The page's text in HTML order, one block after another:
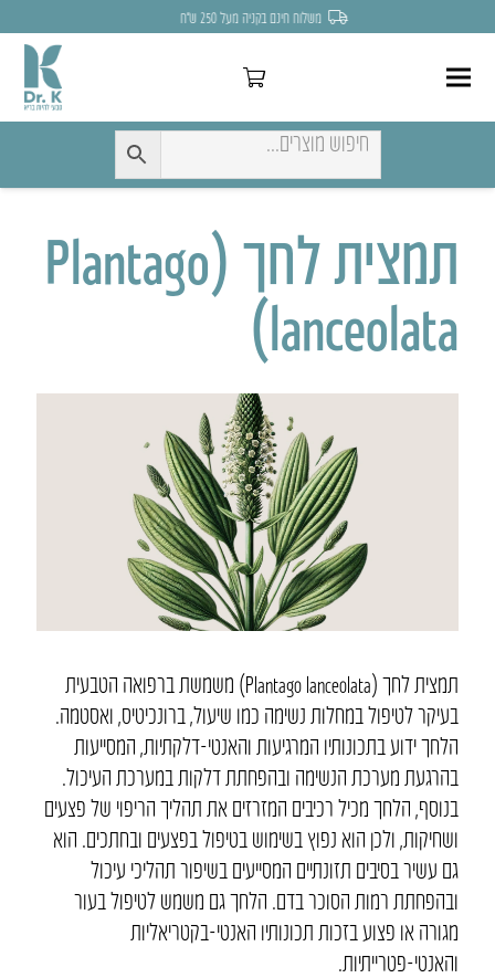
משלוח חינם בקניה מעל 250 ש״ח
תמצית לחך (Plantago
lanceolata)
תמצית לחך (Plantago lanceolata) משמשת ברפואה הטבעית
בעיקר לטיפול במחלות נשימה כמו שיעול, ברונכיטיס, ואסטמה.
הלחך ידוע בתכונותיו המרגיעות והאנטי-דלקתיות, המסייעות
בהרגעת מערכת הנשימה ובהפחתת דלקות במערכת העיכול.
בנוסף, הלחך מכיל רכיבים המזרזים את תהליך הריפוי של פצעים
ושחיקות, ולכן הוא נפוץ בשימוש בטיפול בפצעים ובחתכים. הוא
גם עשיר בסיבים תזונתיים המסייעים בשיפור תהליכי עיכול
ובהפחתת רמות הסוכר בדם. הלחך גם משמש לטיפול בעור
מגורה או פצוע בזכות תכונותיו האנטי-בקטריאליות
והאנטי-פטרייתיות.